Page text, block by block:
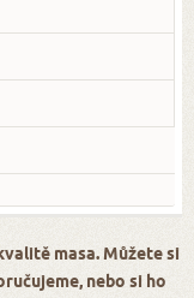
masa. Můžete si
nebo si ho